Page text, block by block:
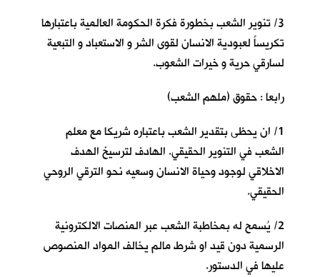
3/ تنوير الشعب بخطورة فكرة الحكومة العالمية باعتبارها
تكريساً لعبودية الانسان لقوى الشر و الاستعباد و التبعية
لسارقي حرية و خيرات الشعوب.
رابعا : حقوق (ملهم الشعب)
1/ ان يحظى بتقدير الشعب باعتباره شريكا مع معلم
الشعب في التنوير الحقيقي. الهادف لترسيخ الهدف
الاخلاقي لوجود وحياة الانسان وسعيه نحو الترقي الروحي
الحقيقي.
2/ يُسمح له بمخاطبة الشعب عبر المنصات الالكترونية
الرسمية دون قيد او شرط مالم يخالف المواد المنصوص
عليها في الدستور.